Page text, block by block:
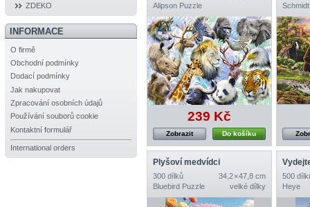
ZDEKO
INFORMACE
O firmě
Obchodní podmínky
Dodací podmínky
Jak nakupovat
Zpracování osobních údajů
Používání souborů cookie
Kontaktní formulář
International orders
Alipson Puzzle
239 Kč
Do košíku
Zobrazit
Schmidt
Plyšoví medvídci
300 dílků
34,2 × 47,8 cm
Bluebird Puzzle
velké dílky
500
Heye